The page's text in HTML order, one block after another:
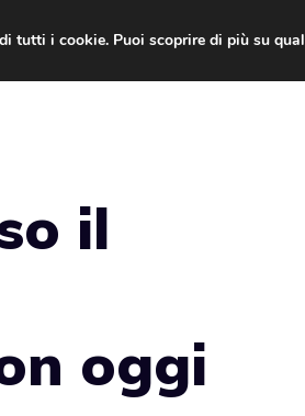
il
oggi
tutti i cookie. Puoi scoprire di più su